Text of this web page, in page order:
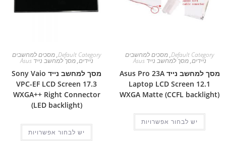
Default Category
,מסכים למחשבים
ניידים,מסך למחשב נייד Asus
מסך למחשב נייד Asus Pro 23A
Laptop LCD Screen 12.1
WXGA Matte (CCFL backlight)
יש לבחור אפשרויות
Default Category
,מסכים למחשבים
ניידים,מסך למחשב נייד Asus
מסך למחשב נייד Sony Vaio
VPC-EF LCD Screen 17.3
WXGA++ Right Connector
(LED backlight)
יש לבחור אפשרויות